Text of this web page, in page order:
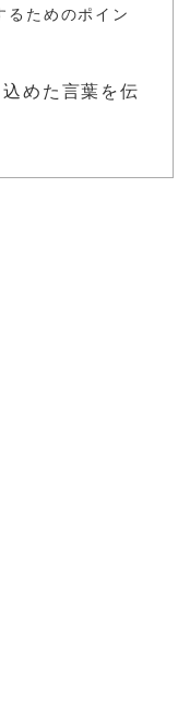
るためのポイン
めた言葉を伝